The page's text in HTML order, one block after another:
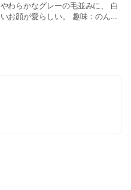
やわらかなグレーの毛並みに、 白
いお顔が愛らしい。 趣味：のんび